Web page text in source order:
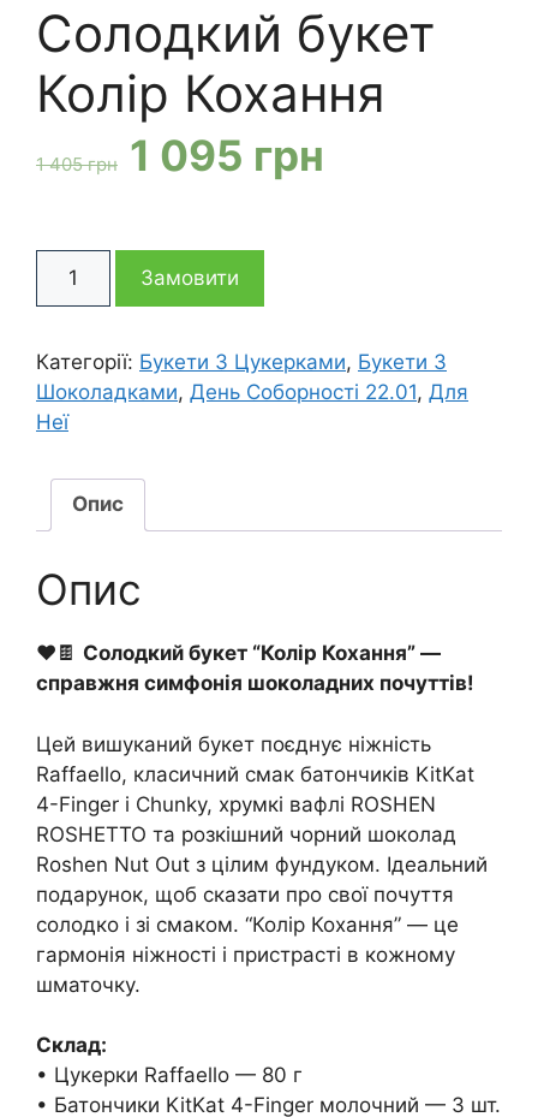
Солодкий букет
Колір Кохання
1 405грн Оригінальна
1
405 грн
1 095 грн
095 грн
букет
Кохання
кількість
Замовити
Категорії: Букети З Цукерками, Букети З
Шоколадками, День Соборності 22.01, Для
Неї
Опис
Опис
❤️🍫 Солодкий букет “Колір Кохання” —
справжня симфонія шоколадних почуттів!
Цей вишуканий букет поєднує ніжність
Raffaello, класичний смак батончиків KitKat
4-Finger і Chunky, хрумкі вафлі ROSHEN
ROSHETTO та розкішний чорний шоколад
Roshen Nut Out з цілим фундуком. Ідеальний
подарунок, щоб сказати про свої почуття
солодко і зі смаком. “Колір Кохання” — це
гармонія ніжності і пристрасті в кожному
шматочку.
Склад:
• Цукерки Raffaello — 80 г
• Батончики KitKat 4-Finger молочний — 3 шт.